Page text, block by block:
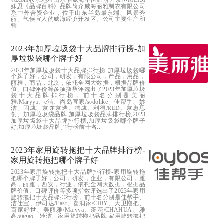
妹思《品牌百科》品牌简介威海丽雅制衣有限公司
系中外合资企业，位于山东半岛最东端、风景秀
丽、气候宜人的威海经济开发区。公司主要生产和
销...
2023年加厚垃圾袋十大品牌排行榜-加
厚垃圾袋哪个牌子好
2023年加厚垃圾袋十大品牌排行榜-加厚垃圾袋哪
个牌子好，公司，研发，有限公司，产品，用品，
丽雅，商品，北京，依托全网大数据，根据品牌价
值、口碑评价等多项指数评选出了2023年加厚垃圾
袋十大品牌排行榜，前十名分别是美丽
雅/Maryya、e洁、尚岛宜家/sodolike、佳帮手、妙
洁、固成、京东京造、洁成、利得/RED、京惠思
创。加厚垃圾袋品牌,加厚垃圾袋品牌排行榜,2023
加厚垃圾袋十大品牌排行榜,加厚垃圾袋哪个牌子
好,加厚垃圾袋品牌排行榜前十名...
2023年家用旋转拖把十大品牌排行榜-
家用旋转拖把哪个牌子好
2023年家用旋转拖把十大品牌排行榜-家用旋转拖
把哪个牌子好，公司，研发，企业，有限公司，雅
高，丽雅，西安，行业，依托全网大数据，根据品
牌价值、口碑评价等多项指数评选出了2023年家用
旋转拖把十大品牌排行榜，前十名分别是佳帮手、
洁仕宝、伊司达/East、喜润家/CIRY、大卫拖把、
百家好世、美丽雅/Maryya、茶花/CHAHUA、雅
高/yagao、妙洁。家用旋转拖把品牌,家用旋转拖把